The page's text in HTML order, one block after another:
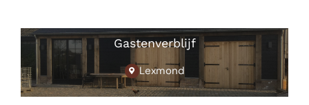
Gastenverblijf
Lexmond